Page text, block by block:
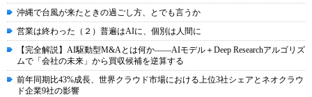
沖縄で台風が来たときの過ごし方、とでも言うか
営業は終わった（２）普遍はAIに、個別は人間に
【完全解説】AI駆動型M&Aとは何か――AIモデル＋Deep Researchアルゴリズ
ムで「会社の未来」から買収候補を逆算する
前年同期比43%成長、世界クラウド市場における上位3社シェアとネオクラウ
ド企業9社の影響